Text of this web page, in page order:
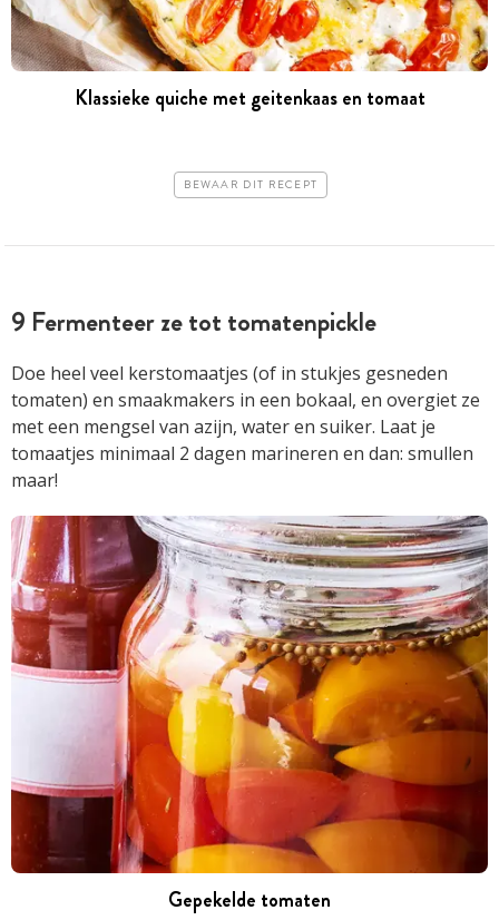
Klassieke quiche met geitenkaas en tomaat
BEWAAR DIT RECEPT
9 Fermenteer ze tot tomatenpickle
Doe heel veel kerstomaatjes (of in stukjes gesneden
tomaten) en smaakmakers in een bokaal, en overgiet ze
met een mengsel van azijn, water en suiker. Laat je
tomaatjes minimaal 2 dagen marineren en dan: smullen
maar!
Gepekelde tomaten